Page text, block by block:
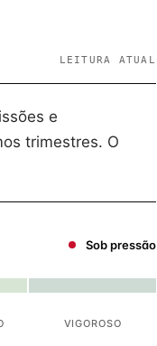
LEITURA ATUAL
e
trimestres. O
Sob pressão
VIGOROSO